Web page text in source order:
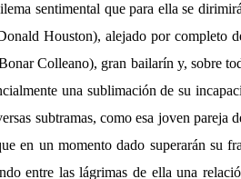
sentimental que para ella se
Houston), alejado por completo
Colleano), gran bailarín y, sobre
una sublimación de su
subtramas, como esa joven pareja
en un momento dado superarán su
entre las lágrimas de ella una